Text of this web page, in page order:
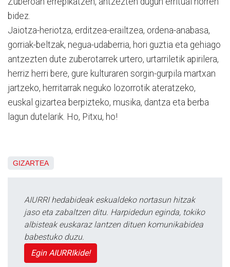
bidez.
Jaiotza-heriotza, erditzea-erailtzea, ordena-anabasa,
gorriak-beltzak, negua-udaberria, hori guztia eta gehiago
antzezten dute zuberotarrek urtero, urtarriletik apirilera,
herriz herri bere, gure kulturaren sorgin-gurpila martxan
jartzeko, herritarrak neguko lozorrotik ateratzeko,
euskal gizartea berpizteko, musika, dantza eta berba
lagun dutelarik. Ho, Pitxu, ho!
GIZARTEA
AIURRI hedabideak eskualdeko nortasun hitzak
jaso eta zabaltzen ditu. Harpidedun eginda, tokiko
albisteak euskaraz lantzen dituen komunikabidea
babestuko duzu.
Egin AIURRIkide!